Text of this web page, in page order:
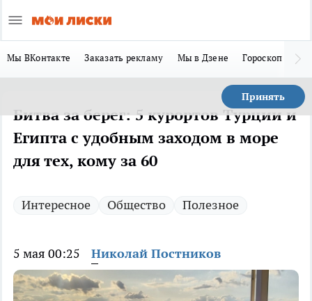
Мы ВКонтакте Заказать рекламу Мы в Дзене Гороскоп
Принять
Битва за берег: 5 курортов Турции и
Египта с удобным заходом в море
для тех, кому за 60
Интересное Общество Полезное
5 мая 00:25 Николай Постников